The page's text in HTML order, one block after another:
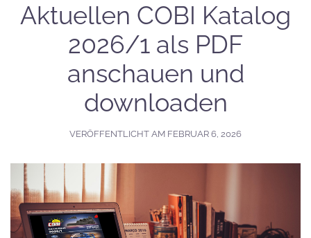
Aktuellen COBI Katalog
2026/1 als PDF
anschauen und
downloaden
VERÖFFENTLICHT AM FEBRUAR 6, 2026